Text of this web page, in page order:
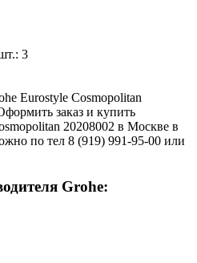
3
Eurostyle Cosmopolitan
заказ и купить
20208002 в Москве в
по тел 8 (919) 991-95-00 или
Grohe: